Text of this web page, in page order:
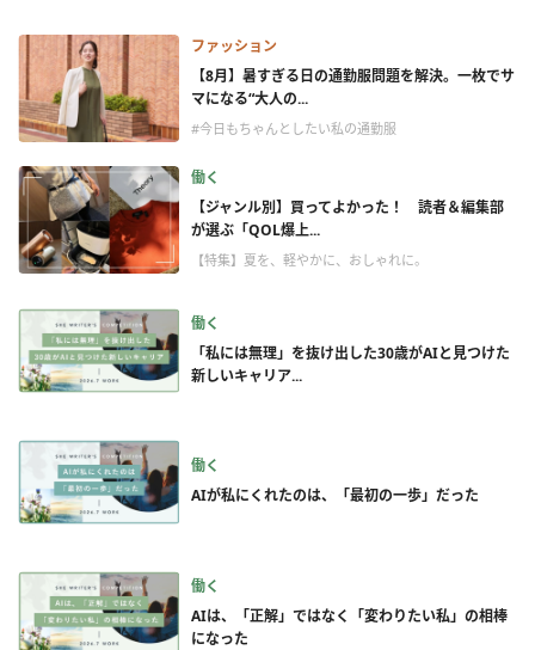
ファッション
【8月】暑すぎる日の通勤服問題を解決。一枚でサ
マになる“大人の...
#今日もちゃんとしたい私の通勤服
働く
【ジャンル別】買ってよかった！ 読者＆編集部
が選ぶ「QOL爆上...
【特集】夏を、軽やかに、おしゃれに。
働く
「私には無理」を抜け出した30歳がAIと見つけた
新しいキャリア...
働く
AIが私にくれたのは、「最初の一歩」だった
働く
AIは、「正解」ではなく「変わりたい私」の相棒
になった